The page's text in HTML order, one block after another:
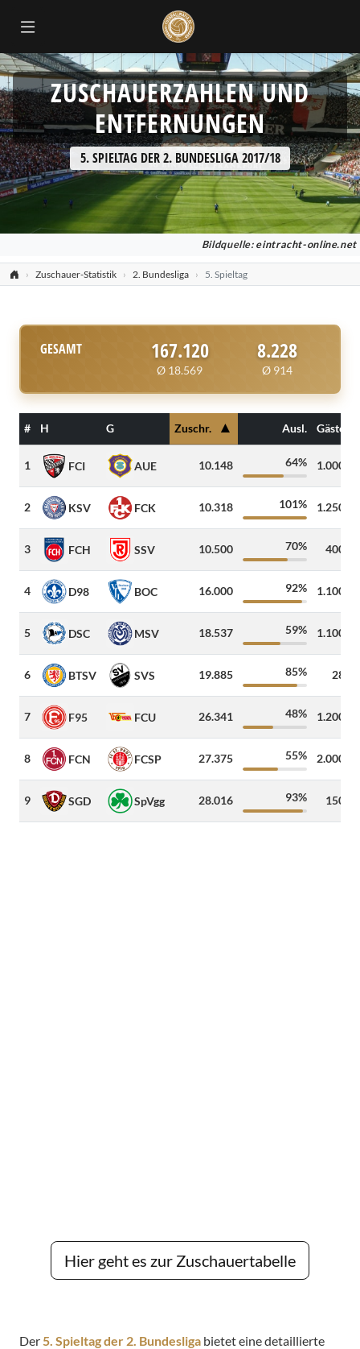
ZUSCHAUERZAHLEN UND
ENTFERNUNGEN
5. SPIELTAG DER 2. BUNDESLIGA 2017/18
Bildquelle: eintracht-online.net
Zuschauer-Statistik 2. Bundesliga 5. Spieltag
GESAMT 167.120
Ø 18.569
8.228
Ø 914
# H G Zuschr. ▲ Ausl. Gäste
1 FCI AUE 10.148 64% 1.000
2 KSV FCK 10.318 101% 1.250
3 FCH SSV 10.500 70% 400
4 D98 BOC 16.000 92% 1.100
5 DSC MSV 18.537 59% 1.100
6 BTSV SVS 19.885 85% 28
7 F95 FCU 26.341 48% 1.200
8 FCN FCSP 27.375 55% 2.000
9 SGD SpVgg 28.016 93% 150
Hier geht es zur Zuschauertabelle
Der5. Spieltag der 2. Bundesliga bietet eine detaillierte